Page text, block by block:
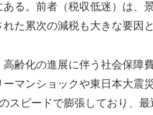
る。前者（税収低迷）は、
た累次の減税も大きな要因
齢化の進展に伴う社会保障
マンショックや東日本大震
スピードで膨張しており、